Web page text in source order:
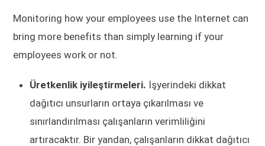
Monitoring how your employees use the Internet can
bring more benefits than simply learning if your
employees work or not.
Üretkenlik iyileştirmeleri. İşyerindeki dikkat
dağıtıcı unsurların ortaya çıkarılması ve
sınırlandırılması çalışanların verimliliğini
artıracaktır. Bir yandan, çalışanların dikkat dağıtıcı